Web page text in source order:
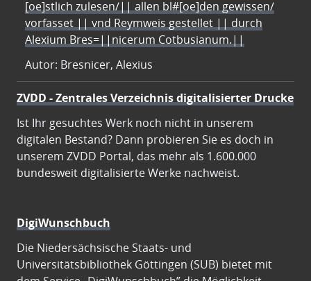
[oe]stlich zulesen/|| allen bl#[oe]den gewissen/
vorfasset || vnd Reymweis gestellet || durch
Alexium Bres=||nicerum Cotbusianum.||
Autor: Bresnicer, Alexius
ZVDD - Zentrales Verzeichnis digitalisierter Drucke
Ist Ihr gesuchtes Werk noch nicht in unserem
digitalen Bestand? Dann probieren Sie es doch in
unserem ZVDD Portal, das mehr als 1.600.000
bundesweit digitalisierte Werke nachweist.
DigiWunschbuch
Die Niedersächsische Staats- und
Universitätsbibliothek Göttingen (SUB) bietet mit